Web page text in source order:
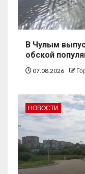
В Чулым
обской
07.08.2026
НОВОСТИ